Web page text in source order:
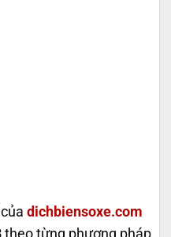
dichbiensoxe.com